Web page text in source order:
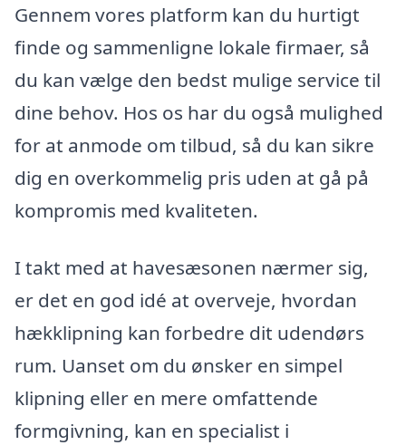
Gennem vores platform kan du hurtigt
finde og sammenligne lokale firmaer, så
du kan vælge den bedst mulige service til
dine behov. Hos os har du også mulighed
for at anmode om tilbud, så du kan sikre
dig en overkommelig pris uden at gå på
kompromis med kvaliteten.
I takt med at havesæsonen nærmer sig,
er det en god idé at overveje, hvordan
hækklipning kan forbedre dit udendørs
rum. Uanset om du ønsker en simpel
klipning eller en mere omfattende
formgivning, kan en specialist i